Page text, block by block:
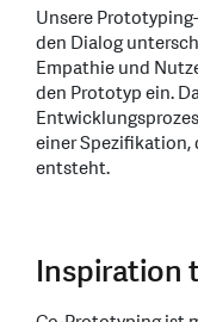
Unsere
den Dialog
Empathie und
den Prototyp ein.
einer Spezifikation,
entsteht.
Inspiration